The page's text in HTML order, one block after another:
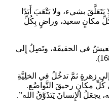
بشيء، ولا يَتْعَبَ أَبَدًا
مكانٍ سعيد، وراضٍ بِكُلِّ
في الحقيقَة، وتَصِلُ إِلى
زهرةٍ ثمَّ تدخُلُ في الخلِيَّةِ
كُلِّ مكانٍ رحيقَ التَّواضُع.
يجعَلُ الإِنسانَ يَتَذَوَّقُ الله”.